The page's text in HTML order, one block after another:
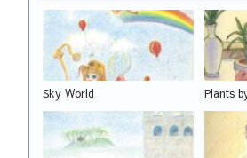
Sky World Plants